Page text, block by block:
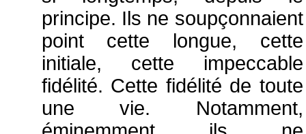
principe. Ils ne soupçonnaient
point cette longue, cette
initiale, cette impeccable
fidélité. Cette fidélité de toute
une vie. Notamment,